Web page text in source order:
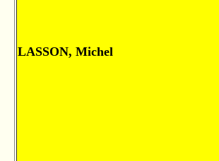
LASSON, Michel